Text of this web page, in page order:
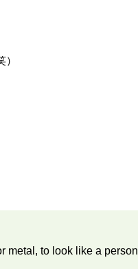
metal, to look like a person